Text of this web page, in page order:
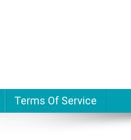
Terms Of Service